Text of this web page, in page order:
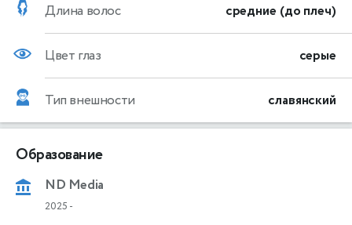
Длина волос средние (до плеч)
Цвет глаз серые
Тип внешности славянский
Образование
ND Media
2025 -